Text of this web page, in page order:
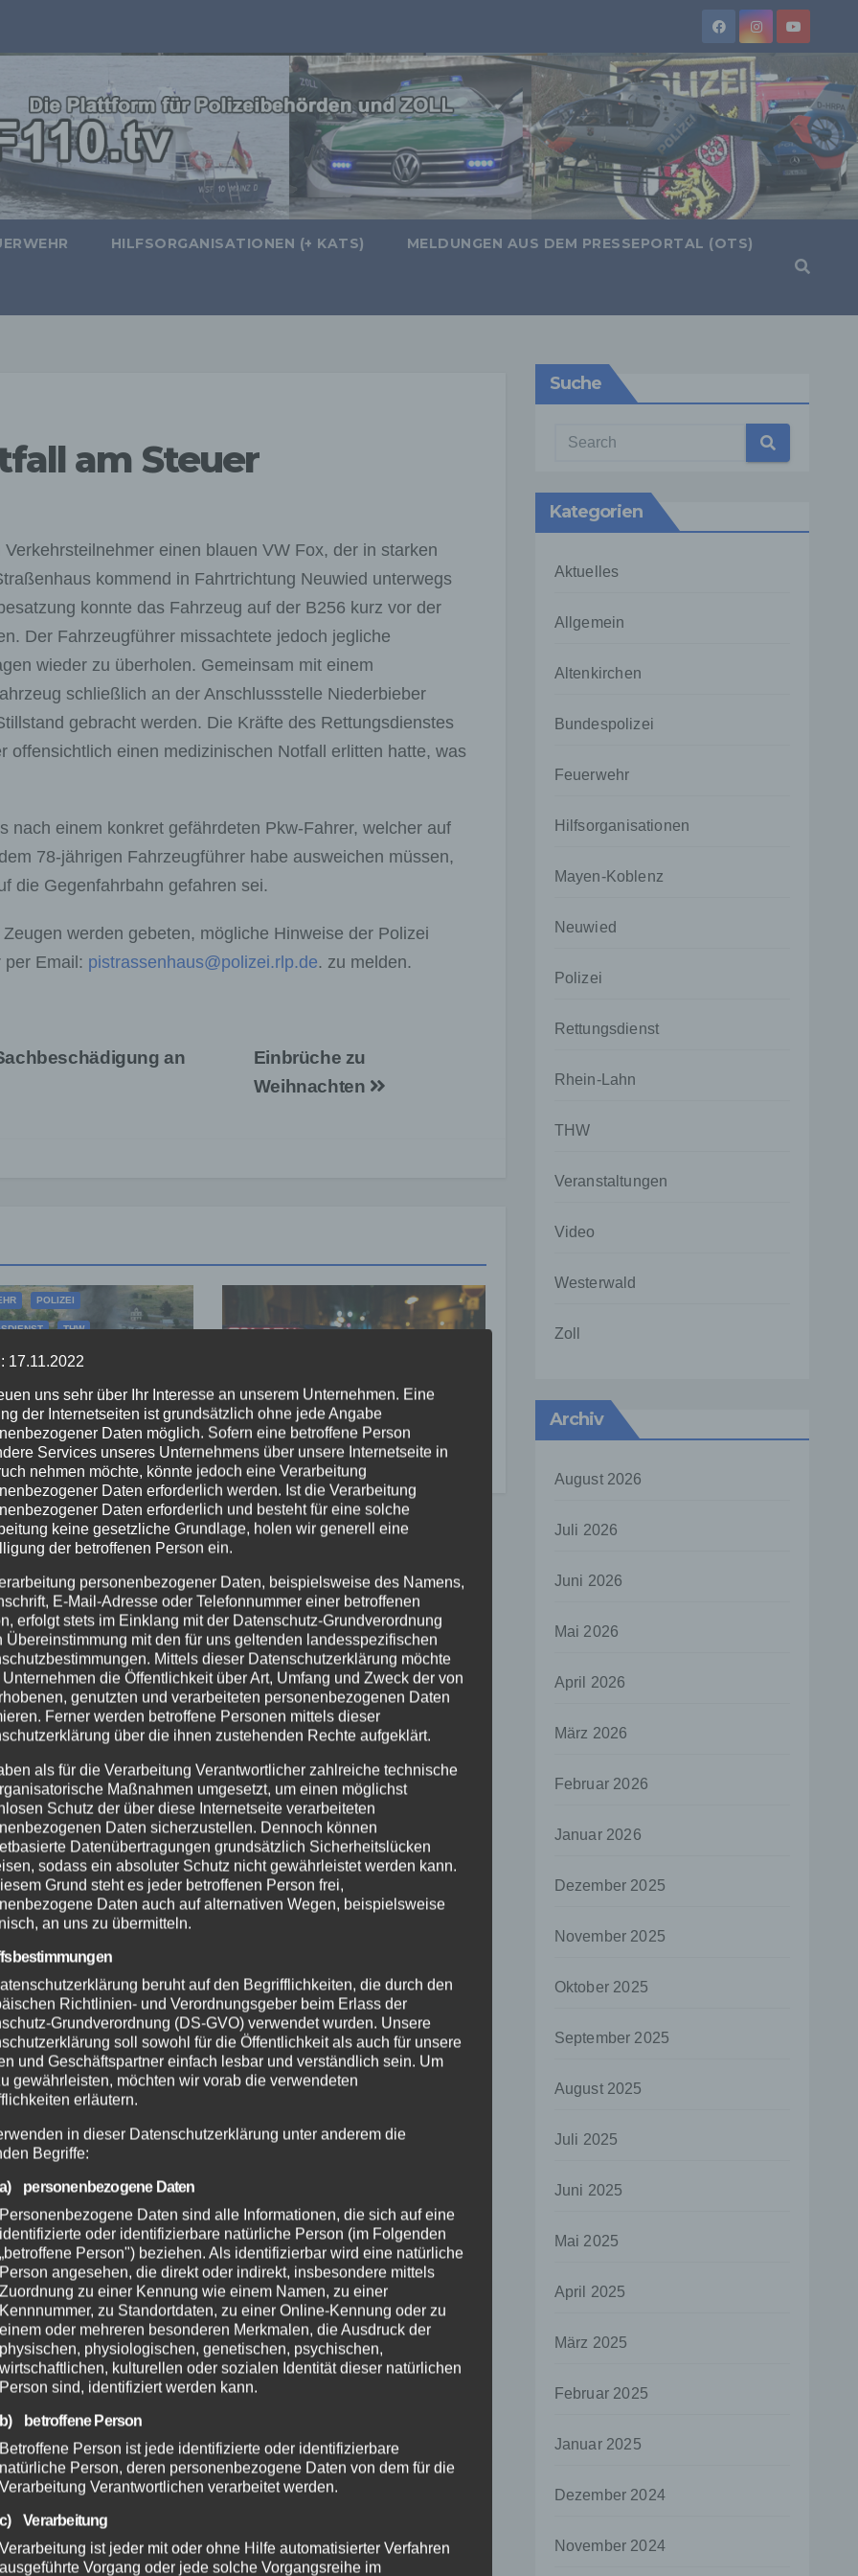
HILFSORGANISATIONEN (+ KATS) MELDUNGEN AUS DEM PRESSEPORTAL (OTS)
am Steuer
einen blauen VW Fox, der in starken
kommend in Fahrtrichtung Neuwied unterwegs
konnte das Fahrzeug auf der B256 kurz vor der
Der Fahrzeugführer missachtete jedoch jegliche
wieder zu überholen. Gemeinsam mit einem
schließlich an der Anschlussstelle Niederbieber
gebracht werden. Die Kräfte des Rettungsdienstes
offensichtlich einen medizinischen Notfall erlitten hatte, was
nach einem konkret gefährdeten Pkw-Fahrer, welcher auf
78-jährigen Fahrzeugführer habe ausweichen müssen,
die Gegenfahrbahn gefahren sei.
werden gebeten, mögliche Hinweise der Polizei
per Email: pistrassenhaus@polizei.rlp.de. zu melden.
Einbrüche zu
Weihnachten
an
POLIZEI
THW
zerstört
–
2026
Rollerfahrer
flüchten vor
Polizeikontrolle –
16-Jähriger nach
Verfolgung
gestoppt
3. AUG. 2026
Suche
Kategorien
Aktuelles
Allgemein
Altenkirchen
Bundespolizei
Feuerwehr
Hilfsorganisationen
Mayen-Koblenz
Neuwied
Polizei
Rettungsdienst
Rhein-Lahn
THW
Veranstaltungen
Video
Westerwald
Zoll
Archiv
August 2026
Juli 2026
Juni 2026
Mai 2026
April 2026
März 2026
Februar 2026
Januar 2026
Dezember 2025
November 2025
Oktober 2025
September 2025
August 2025
Juli 2025
Juni 2025
Mai 2025
April 2025
März 2025
Februar 2025
Januar 2025
Dezember 2024
November 2024
17.11.2022
uns sehr über Ihr Interesse an unserem Unternehmen. Eine
der Internetseiten ist grundsätzlich ohne jede Angabe
Daten möglich. Sofern eine betroffene Person
Services unseres Unternehmens über unsere Internetseite in
nehmen möchte, könnte jedoch eine Verarbeitung
Daten erforderlich werden. Ist die Verarbeitung
Daten erforderlich und besteht für eine solche
keine gesetzliche Grundlage, holen wir generell eine
der betroffenen Person ein.
personenbezogener Daten, beispielsweise des Namens,
E-Mail-Adresse oder Telefonnummer einer betroffenen
erfolgt stets im Einklang mit der Datenschutz-Grundverordnung
Übereinstimmung mit den für uns geltenden landesspezifischen
Mittels dieser Datenschutzerklärung möchte
Unternehmen die Öffentlichkeit über Art, Umfang und Zweck der von
genutzten und verarbeiteten personenbezogenen Daten
Ferner werden betroffene Personen mittels dieser
über die ihnen zustehenden Rechte aufgeklärt.
als für die Verarbeitung Verantwortlicher zahlreiche technische
Maßnahmen umgesetzt, um einen möglichst
Schutz der über diese Internetseite verarbeiteten
Daten sicherzustellen. Dennoch können
Datenübertragungen grundsätzlich Sicherheitslücken
sodass ein absoluter Schutz nicht gewährleistet werden kann.
Grund steht es jeder betroffenen Person frei,
Daten auch auf alternativen Wegen, beispielsweise
an uns zu übermitteln.
beruht auf den Begrifflichkeiten, die durch den
Richtlinien- und Verordnungsgeber beim Erlass der
Grundverordnung (DS-GVO) verwendet wurden. Unsere
soll sowohl für die Öffentlichkeit als auch für unsere
und Geschäftspartner einfach lesbar und verständlich sein. Um
gewährleisten, möchten wir vorab die verwendeten
erläutern.
in dieser Datenschutzerklärung unter anderem die
Begriffe:
a) personenbezogene Daten
Personenbezogene Daten sind alle Informationen, die sich auf eine
identifizierte oder identifizierbare natürliche Person (im Folgenden
„betroffene Person") beziehen. Als identifizierbar wird eine natürliche
Person angesehen, die direkt oder indirekt, insbesondere mittels
Zuordnung zu einer Kennung wie einem Namen, zu einer
Kennnummer, zu Standortdaten, zu einer Online-Kennung oder zu
einem oder mehreren besonderen Merkmalen, die Ausdruck der
physischen, physiologischen, genetischen, psychischen,
wirtschaftlichen, kulturellen oder sozialen Identität dieser natürlichen
Person sind, identifiziert werden kann.
b) betroffene Person
Betroffene Person ist jede identifizierte oder identifizierbare
natürliche Person, deren personenbezogene Daten von dem für die
Verarbeitung Verantwortlichen verarbeitet werden.
c) Verarbeitung
Verarbeitung ist jeder mit oder ohne Hilfe automatisierter Verfahren
ausgeführte Vorgang oder jede solche Vorgangsreihe im